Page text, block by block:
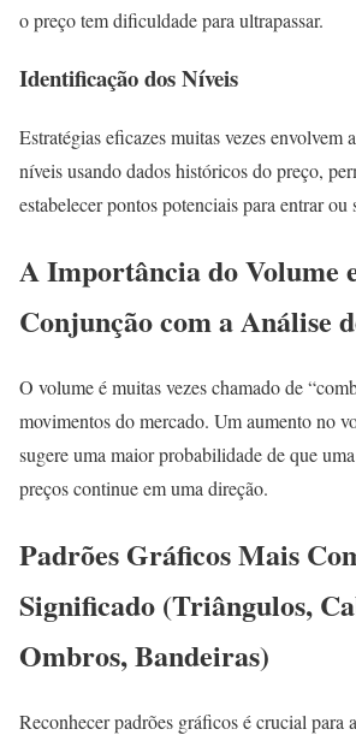
o preço tem dificuldade para ultrapassar.
Identificação dos Níveis
Estratégias eficazes muitas vezes envolvem
níveis usando dados históricos do preço,
estabelecer pontos potenciais para entrar ou
A Importância do Volume
Conjunção com a Análise
O volume é muitas vezes chamado de
movimentos do mercado. Um aumento no
sugere uma maior probabilidade de que
preços continue em uma direção.
Padrões Gráficos Mais
Significado (Triângulos,
Ombros, Bandeiras)
Reconhecer padrões gráficos é crucial para